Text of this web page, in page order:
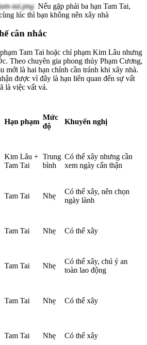
Nếu gặp phải ba hạn Tam Tai,
lúc thì bạn không nên xây nhà
cân nhắc
Tam Tai hoặc chỉ phạm Kim Lâu nhưng
Theo chuyên gia phong thủy Phạm Cương,
mới là hai hạn chính cần tránh khi xây nhà.
được vì đây là hạn liên quan đến sự vất
là việc vất vả.
Hạn phạm
Mức
độ
Khuyến nghị
Kim Lâu +
Tam Tai
Trung
bình
Có thể xây nhưng cần
xem ngày cẩn thận
Tam Tai Nhẹ
Có thể xây, nên chọn
ngày lành
Tam Tai Nhẹ Có thể xây
Tam Tai Nhẹ
Có thể xây, chú ý an
toàn lao động
Tam Tai Nhẹ Có thể xây
Tam Tai Nhẹ Có thể xây